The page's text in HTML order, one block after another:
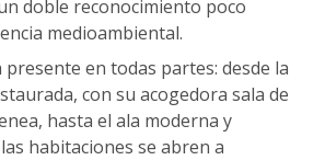
doble reconocimiento poco
medioambiental.
presente en todas partes: desde la
con su acogedora sala de
hasta el ala moderna y
habitaciones se abren a